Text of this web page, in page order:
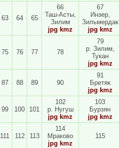
63 64 65
66
Таш-Асты,
Зилим
jpg kmz
67
Инзер,
Зильмердак
jpg kmz
75 76 77 78
79
р. Зилим,
Тукан
jpg kmz
87 88 89 90
91
Бретяк
jpg kmz
99 100 101
102
р. Нугуш
jpg kmz
103
Бурзян
jpg kmz
111 112 113
114
Мраково
jpg kmz
115